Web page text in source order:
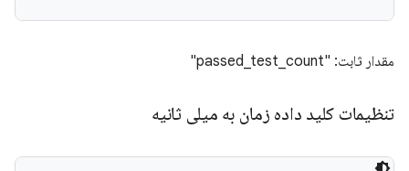
مقدار ثابت: "passed_test_count"
تنظیمات کلید داده زمان به میلی ثانیه